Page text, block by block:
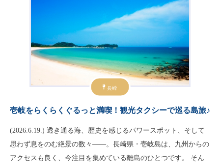
長崎
壱岐をらくらくぐるっと満喫！観光タクシーで巡る島旅♪
(2026.6.19.) 透き通る海、歴史を感じるパワースポット、そして
思わず息をのむ絶景の数々——。長崎県・壱岐島は、九州からの
アクセスも良く、今注目を集めている離島のひとつです。 そん